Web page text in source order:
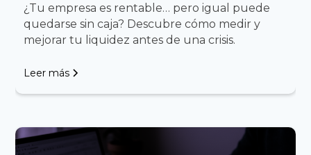
¿Tu empresa es rentable… pero igual puede
quedarse sin caja? Descubre cómo medir y
mejorar tu liquidez antes de una crisis.
Leer más